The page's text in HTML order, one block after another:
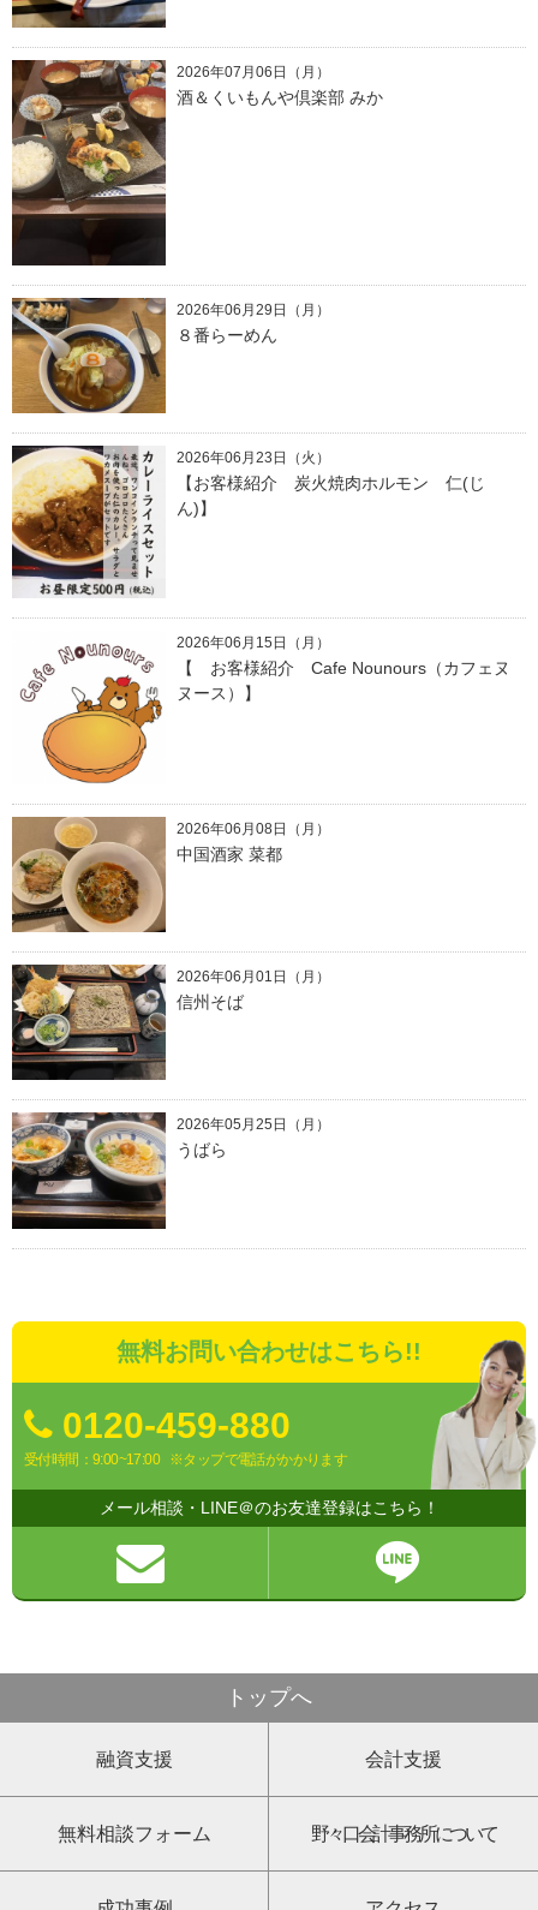
2026年07月06日（月）
酒＆くいもんや倶楽部 みか
2026年06月29日（月）
８番らーめん
2026年06月23日（火）
【お客様紹介 炭火焼肉ホルモン 仁(じ
ん)】
2026年06月15日（月）
【 お客様紹介 Cafe Nounours（カフェヌ
ヌース）】
2026年06月08日（月）
中国酒家 菜都
2026年06月01日（月）
信州そば
2026年05月25日（月）
うばら
無料お問い合わせはこちら!!
0120-459-880
受付時間：9:00~17:00 ※タップで電話がかかります
メール相談・LINE＠のお友達登録はこちら！
トップへ
融資支援 会計支援
無料相談フォーム 野々口会計事務所について